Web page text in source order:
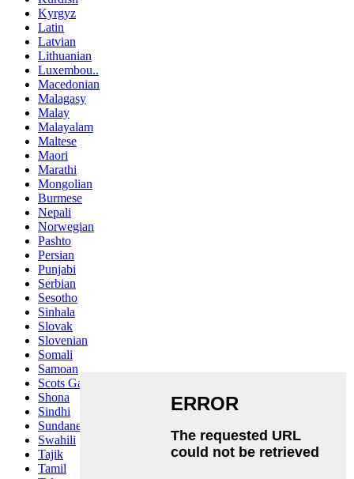
Kyrgyz
Latin
Latvian
Lithuanian
Luxembou..
Macedonian
Malagasy
Malay
Malayalam
Maltese
Maori
Marathi
Mongolian
Burmese
Nepali
Norwegian
Pashto
Persian
Punjabi
Serbian
Sesotho
Sinhala
Slovak
Slovenian
Somali
Samoan
Scots Gaelic
Shona
Sindhi
Sundanese
Swahili
Tajik
Tamil